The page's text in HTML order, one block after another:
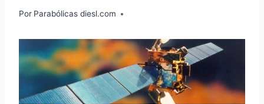
Por Parabólicas diesl.com